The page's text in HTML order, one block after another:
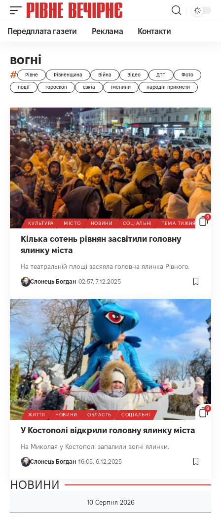
Передплата газети Реклама Контакти
вогні
# Рівне Рівненщина Війна Відео ДТП Фото
події гороскоп свята іменини народні прикмети
5
КУЛЬТУРА
МІСТО НОВИНИ СОЦІАЛЬНІ ТЕМА ТИЖНЯ
Кілька сотень рівнян засвітили головну
ялинку міста
На театральній площі засяяла головна ялинка Рівного.
Слонець Богдан 02:57, 7.12.2025
9
ЖИТТЯ
НОВИНИ ОБЛАСТЬ СОЦІАЛЬНІ
У Костополі відкрили головну ялинку міста
На Миколая у Костополі запалили вогні ялинки.
Слонець Богдан 16:05, 6.12.2025
НОВИНИ
10 Серпня 2026